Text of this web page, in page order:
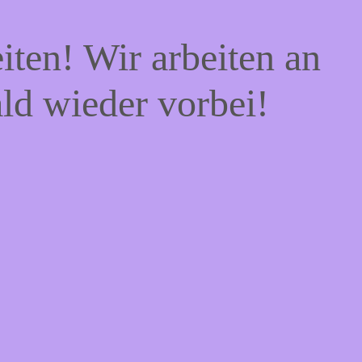
Wir arbeiten an
wieder vorbei!